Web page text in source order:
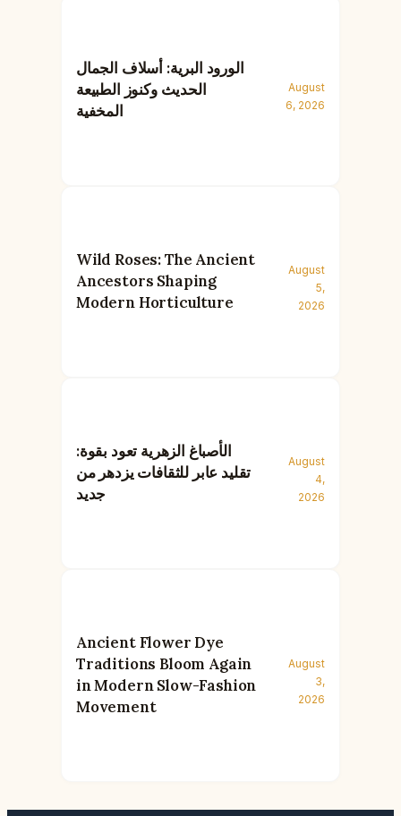
الورود البرية: أسلاف الجمال
الحديث وكنوز الطبيعة
المخفية
August
6, 2026
Wild Roses: The Ancient
Ancestors Shaping
Modern Horticulture
August
5,
2026
الأصباغ الزهرية تعود بقوة:
تقليد عابر للثقافات يزدهر من
جديد
August
4,
2026
Ancient Flower Dye
Traditions Bloom Again
in Modern Slow-Fashion
Movement
August
3,
2026